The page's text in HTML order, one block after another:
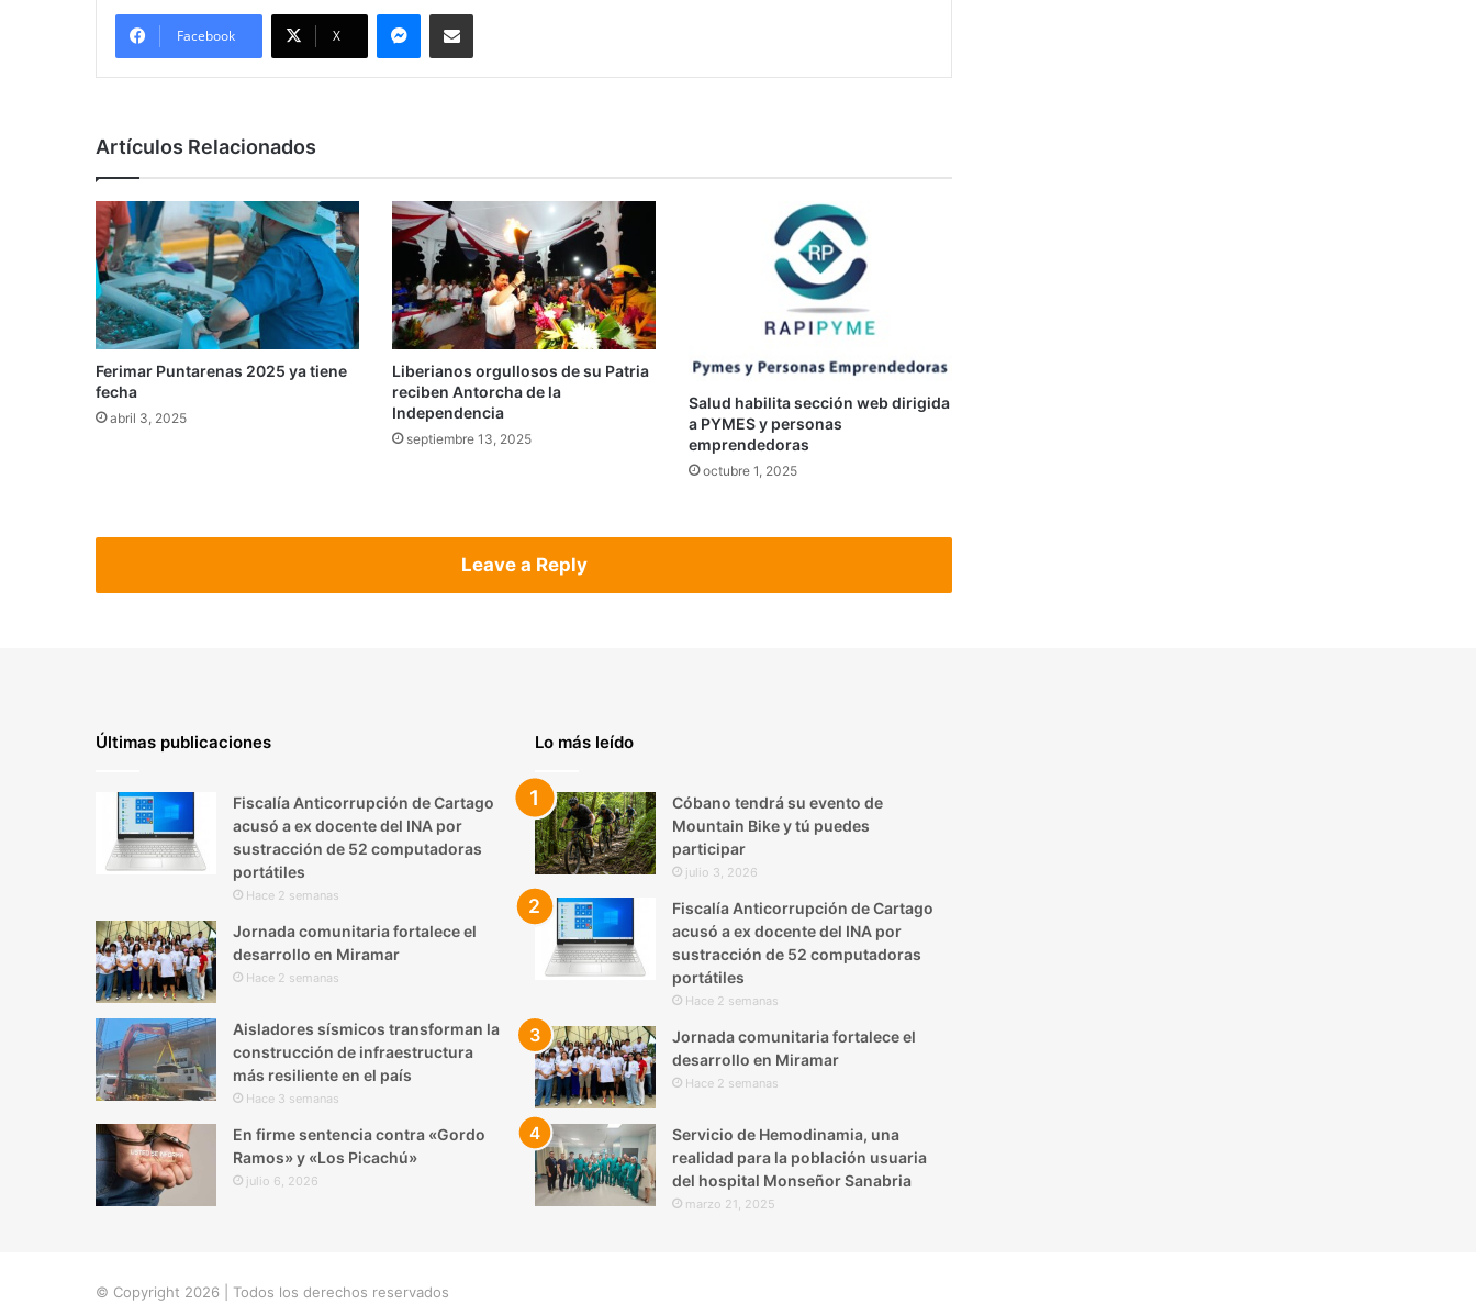
Facebook X
MessengerCompartir por correo electrónico
Artículos Relacionados
Ferimar Puntarenas 2025 ya tiene
fecha
abril 3, 2025
Liberianos orgullosos de su Patria
reciben Antorcha de la
Independencia
septiembre 13, 2025
Salud habilita sección web dirigida
a PYMES y personas
emprendedoras
octubre 1, 2025
Leave a Reply
Últimas publicaciones
Fiscalía Anticorrupción de Cartago
acusó a ex docente del INA por
sustracción de 52 computadoras
portátiles
Hace 2 semanas
Jornada comunitaria fortalece el
desarrollo en Miramar
Hace 2 semanas
Aisladores sísmicos transforman la
construcción de infraestructura
más resiliente en el país
Hace 3 semanas
En firme sentencia contra «Gordo
Ramos» y «Los Picachú»
julio 6, 2026
Lo más leído
Cóbano tendrá su evento de
Mountain Bike y tú puedes
participar
julio 3, 2026
Fiscalía Anticorrupción de Cartago
acusó a ex docente del INA por
sustracción de 52 computadoras
portátiles
Hace 2 semanas
Jornada comunitaria fortalece el
desarrollo en Miramar
Hace 2 semanas
Servicio de Hemodinamia, una
realidad para la población usuaria
del hospital Monseñor Sanabria
marzo 21, 2025
© Copyright 2026 | Todos los derechos reservados